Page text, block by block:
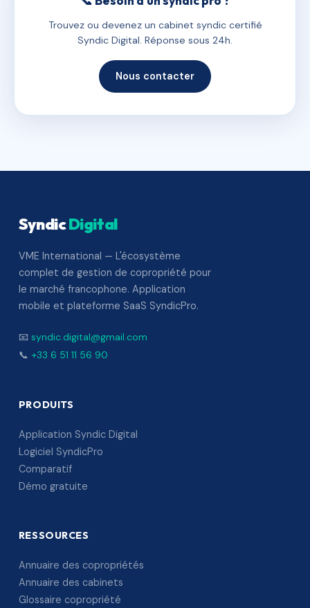
Trouvez ou devenez un cabinet syndic certifié
Syndic Digital. Réponse sous 24h.
Nous contacter
SyndicDigital
VME International — L'écosystème
complet de gestion de copropriété pour
le marché francophone. Application
mobile et plateforme SaaS SyndicPro.
📧 syndic.digital@gmail.com
📞 +33 6 51 11 56 90
PRODUITS
Application Syndic Digital
Logiciel SyndicPro
Comparatif
Démo gratuite
RESSOURCES
Annuaire des copropriétés
Annuaire des cabinets
Glossaire copropriété